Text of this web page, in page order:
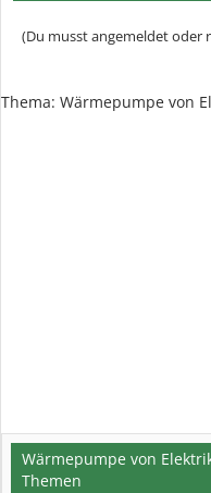
(Du musst angemeldet oder
Thema: Wärmepumpe von
Wärmepumpe von
Themen